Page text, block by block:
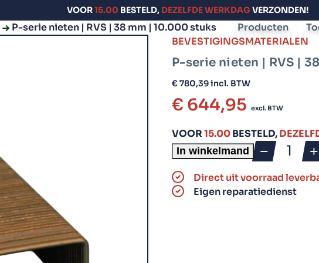
VOOR15.00 BESTELD, DEZELFDE WERKDAGVERZONDEN!
Producten
Tackers
Rolnagel tackers
Stripnagel tackers
Niettackers
Bradtackers
Bevestiging­s­materialen
Coilnails
(rolnagels)
Brads
Stripnagels
Bandschroeven
Compressors en
toebehoren
Compressors
P-serie nieten | RVS | 38 mm | 10.000 stuks
BEVESTIGINGSMATERIALEN
P-serie nieten | RVS |
€780,39incl. BTW
€ 644,95 excl. BTW
VOOR15.00BESTELD,
P-
serie
nieten
|
In winkelmand
Direct uit voorraad
Eigen reparatiedienst